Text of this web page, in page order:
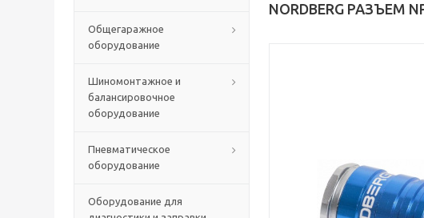
Общегаражное
оборудование
Шиномонтажное и
балансировочное
оборудование
Пневматическое
оборудование
Оборудование для
NORDBERG РАЗЪЕМ